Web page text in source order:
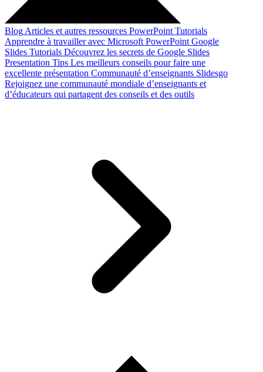
Blog Articles et autres ressources PowerPoint Tutorials
Apprendre à travailler avec Microsoft PowerPoint Google
Slides Tutorials Découvrez les secrets de Google Slides
Presentation Tips Les meilleurs conseils pour faire une
excellente présentation Communauté d’enseignants Slidesgo
Rejoignez une communauté mondiale d’enseignants et
d’éducateurs qui partagent des conseils et des outils